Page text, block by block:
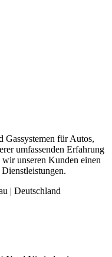
Gassystemen für Autos,
umfassenden Erfahrung
wir unseren Kunden einen
| Deutschland